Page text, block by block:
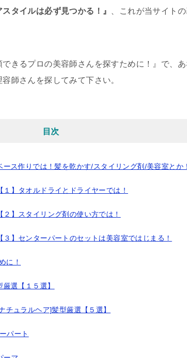
タイルは必ず見つかる！』
、これが当サイト
きるプロの美容師さんを探すために！』で、
師さんを探してみて下さい。
目次
ス作りでは！髪を乾かす/スタイリング剤/美容室とか！
】タオルドライとドライヤーでは！
】スタイリング剤の使い方では！
】センターパートのセットは美容室ではじまる！
に！
選【１５選】
チュラルヘア]髪型厳選【５選】
パート